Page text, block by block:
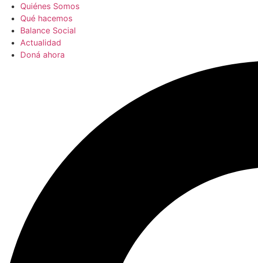
Quiénes Somos
Qué hacemos
Balance Social
Actualidad
Doná ahora